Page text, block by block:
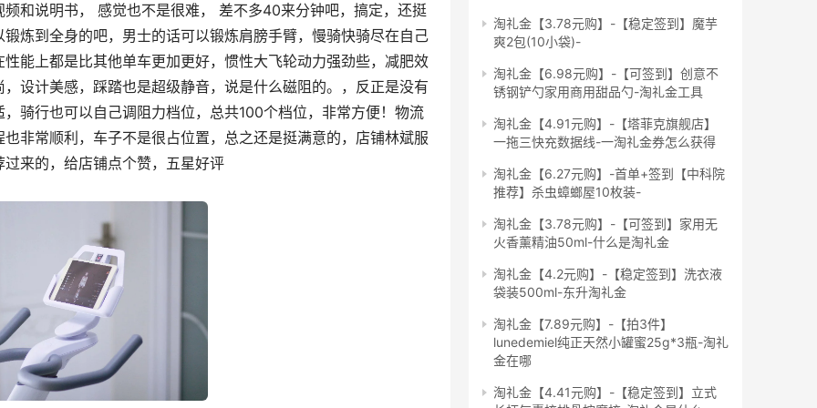
和说明书， 感觉也不是很难， 差不多40来分钟吧，搞定，还挺
炼到全身的吧，男士的话可以锻炼肩膀手臂，慢骑快骑尽在自己
能上都是比其他单车更加更好，惯性大飞轮动力强劲些，减肥效
设计美感，踩踏也是超级静音，说是什么磁阻的。，反正是没有
骑行也可以自己调阻力档位，总共100个档位，非常方便！物流
非常顺利，车子不是很占位置，总之还是挺满意的，店铺林斌服
来的，给店铺点个赞，五星好评
淘礼金【3.78元购】-【稳定签到】魔芋
爽2包(10小袋)-
淘礼金【6.98元购】-【可签到】创意不
锈钢铲勺家用商用甜品勺-淘礼金工具
淘礼金【4.91元购】-【塔菲克旗舰店】
一拖三快充数据线-一淘礼金券怎么获得
淘礼金【6.27元购】-首单+签到【中科院
推荐】杀虫蟑螂屋10枚装-
淘礼金【3.78元购】-【可签到】家用无
火香薰精油50ml-什么是淘礼金
淘礼金【4.2元购】-【稳定签到】洗衣液
袋装500ml-东升淘礼金
淘礼金【7.89元购】-【拍3件】
lunedemiel纯正天然小罐蜜25g*3瓶-淘礼
金在哪
淘礼金【4.41元购】-【稳定签到】立式